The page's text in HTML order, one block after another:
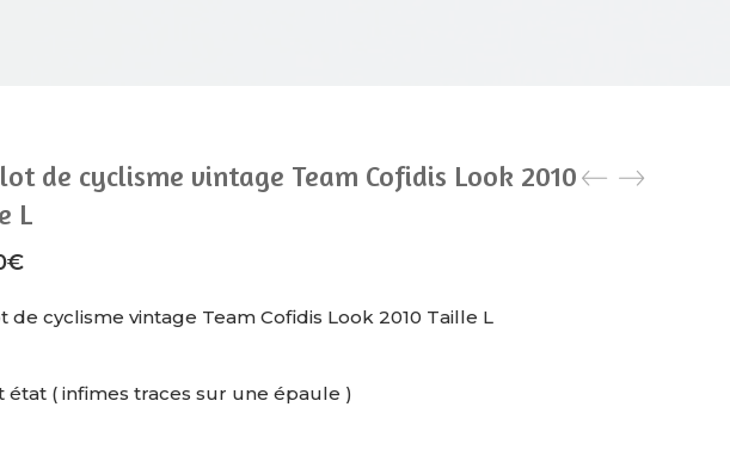
de cyclisme vintage Team Cofidis Look 2010
L
€
de cyclisme vintage Team Cofidis Look 2010 Taille L
état ( infimes traces sur une épaule )